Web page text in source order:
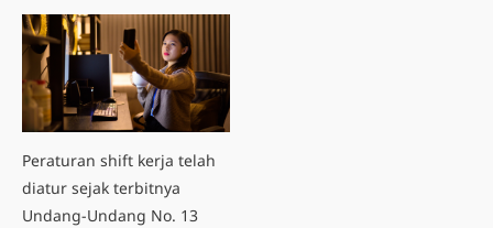
Peraturan shift kerja telah
diatur sejak terbitnya
Undang-Undang No. 13